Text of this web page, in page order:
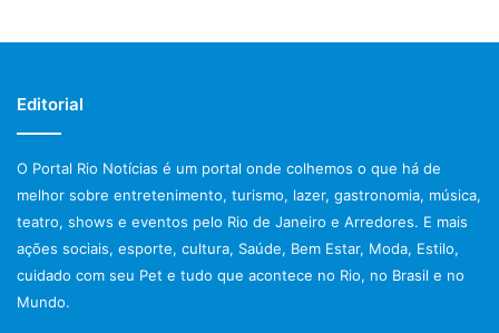
Editorial
O Portal Rio Notícias é um portal onde colhemos o que há de
melhor sobre entretenimento, turismo, lazer, gastronomia, música,
teatro, shows e eventos pelo Rio de Janeiro e Arredores. E mais
ações sociais, esporte, cultura, Saúde, Bem Estar, Moda, Estilo,
cuidado com seu Pet e tudo que acontece no Rio, no Brasil e no
Mundo.